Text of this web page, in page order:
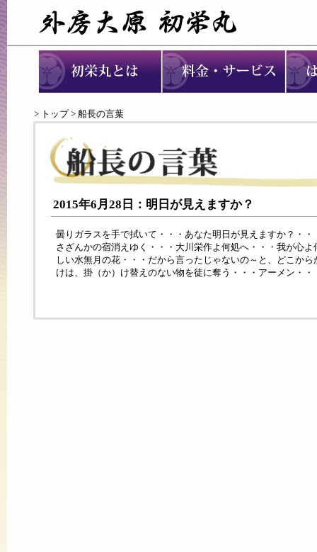
> トップ> 船長の言葉
2015年6月28日：明日が見えますか？
曇りガラスを手で拭いて・・・あなた明日が見えますか？・
さざんかの宿消えゆく・・・大川栄作よ何処へ・・・我が心
しい水無月の花・・・だから言ったじゃないの～と、どこか
けは、掛（か）け替えのない物を徒に奪う・・・アーメン・・